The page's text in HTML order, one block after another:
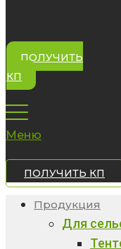
ПОЛУЧИТЬ
КП
Меню
ПОЛУЧИТЬ КП
Продукция
Для